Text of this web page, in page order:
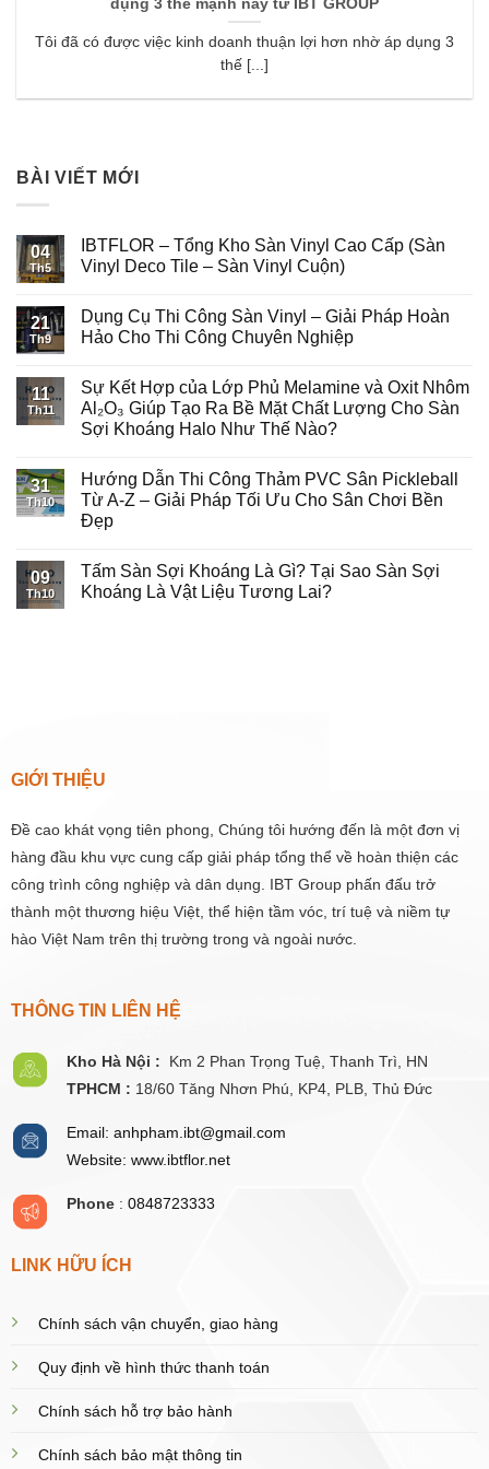
dụng 3 thế mạnh này từ IBT GROUP
Tôi đã có được việc kinh doanh thuận lợi hơn nhờ áp dụng 3
thế [...]
BÀI VIẾT MỚI
04
Th5
IBTFLOR – Tổng Kho Sàn Vinyl Cao Cấp (Sàn
Vinyl Deco Tile – Sàn Vinyl Cuộn)
21
Th9
Dụng Cụ Thi Công Sàn Vinyl – Giải Pháp Hoàn
Hảo Cho Thi Công Chuyên Nghiệp
11
Th11
Sự Kết Hợp của Lớp Phủ Melamine và Oxit Nhôm
Al₂O₃ Giúp Tạo Ra Bề Mặt Chất Lượng Cho Sàn
Sợi Khoáng Halo Như Thế Nào?
31
Th10
Hướng Dẫn Thi Công Thảm PVC Sân Pickleball
Từ A-Z – Giải Pháp Tối Ưu Cho Sân Chơi Bền
Đẹp
09
Th10
Tấm Sàn Sợi Khoáng Là Gì? Tại Sao Sàn Sợi
Khoáng Là Vật Liệu Tương Lai?
GIỚI THIỆU
Đề cao khát vọng tiên phong, Chúng tôi hướng đến là một đơn vị
hàng đầu khu vực cung cấp giải pháp tổng thể về hoàn thiện các
công trình công nghiệp và dân dụng. IBT Group phấn đấu trở
thành một thương hiệu Việt, thể hiện tầm vóc, trí tuệ và niềm tự
hào Việt Nam trên thị trường trong và ngoài nước.
THÔNG TIN LIÊN HỆ
Kho Hà Nội : Km 2 Phan Trọng Tuệ, Thanh Trì, HN
TPHCM : 18/60 Tăng Nhơn Phú, KP4, PLB, Thủ Đức
Email: anhpham.ibt@gmail.com
Website: www.ibtflor.net
Phone: 0848723333
LINK HỮU ÍCH
Chính sách vận chuyển, giao hàng
Quy định về hình thức thanh toán
Chính sách hỗ trợ bảo hành
Chính sách bảo mật thông tin